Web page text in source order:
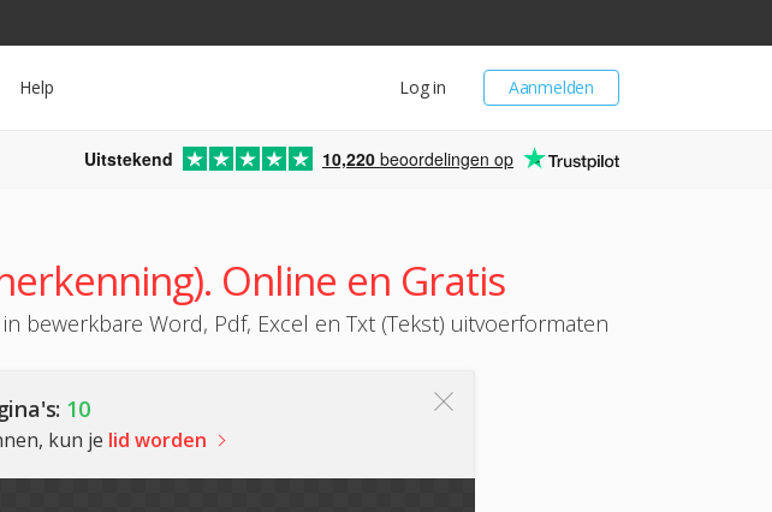
Aanmelden
Log in
Help
Uitstekend 10,220 beoordelingen op
Online en Gratis
bewerkbare Word, Pdf, Excel en Txt (Tekst) uitvoerformaten
10
kun je lid worden